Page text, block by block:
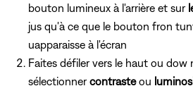
bouton lumineux à l'arrière et sur
jus qu'à ce que le bouton fron
uapparaisse à l'écran
Faites défiler vers le haut ou dow
sélectionnercontrasteou